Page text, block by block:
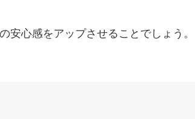
安心感をアップさせることでしょう。